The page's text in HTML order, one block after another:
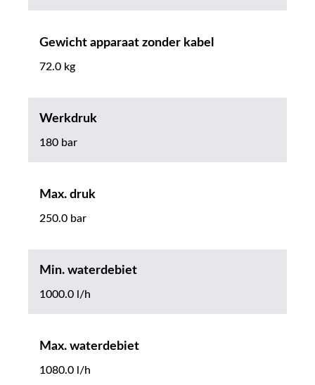
Gewicht apparaat zonder kabel
72.0 kg
Werkdruk
180 bar
Max. druk
250.0 bar
Min. waterdebiet
1000.0 l/h
Max. waterdebiet
1080.0 l/h